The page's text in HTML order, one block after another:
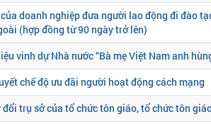
doanh nghiệp đưa người lao động đi đào
(hợp đồng từ 90 ngày trở lên)
vinh dự Nhà nước “Bà mẹ Việt Nam anh
chế độ ưu đãi người hoạt động cách mạng
trụ sở của tổ chức tôn giáo, tổ chức tôn